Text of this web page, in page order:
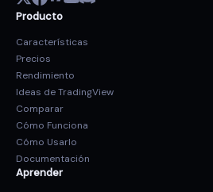
Producto
Características
Precios
Rendimiento
Ideas de TradingView
Comparar
Cómo Funciona
Cómo Usarlo
Documentación
Aprender